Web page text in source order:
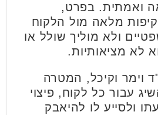
ואמתית. בפרט,
מלאה מול הלקוח
ולא מוליך שולל או
לא מציאותיות.
וימר וקיכל, המטרה
עבור כל לקוח, פיצוי
ולסייע לו להיאבק